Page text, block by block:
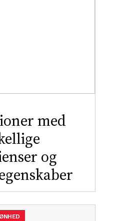
med
og